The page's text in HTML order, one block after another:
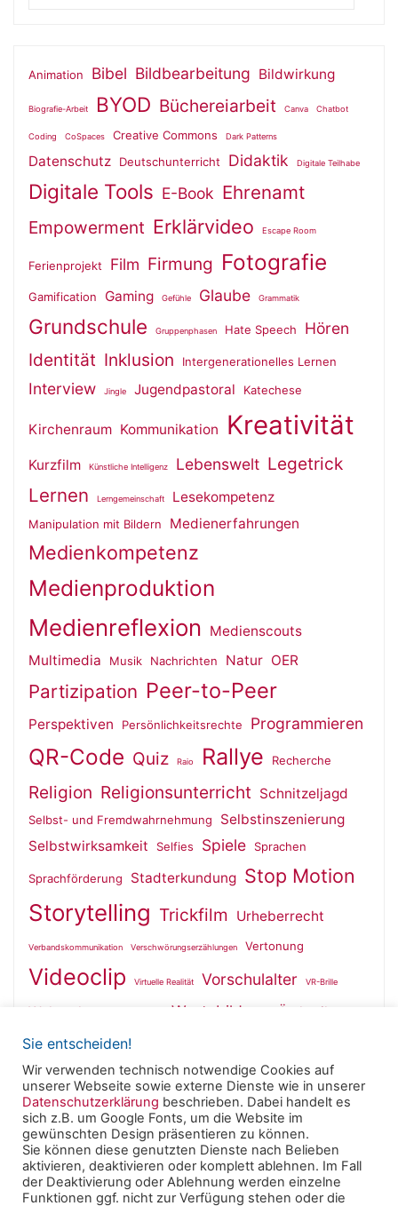
Animation Bibel Bildbearbeitung Bildwirkung
Biografie-Arbeit BYOD Büchereiarbeit Canva Chatbot
Coding CoSpaces Creative Commons Dark Patterns
Datenschutz Deutschunterricht Didaktik Digitale Teilhabe
Digitale Tools E-Book Ehrenamt
Empowerment Erklärvideo Escape Room
Ferienprojekt Film Firmung Fotografie
Gamification Gaming Gefühle Glaube Grammatik
Grundschule Gruppenphasen Hate Speech Hören
Identität Inklusion Intergenerationelles Lernen
Interview Jingle Jugendpastoral Katechese
Kirchenraum Kommunikation Kreativität
Kurzfilm Künstliche Intelligenz Lebenswelt Legetrick
Lernen Lerngemeinschaft Lesekompetenz
Manipulation mit Bildern Medienerfahrungen
Medienkompetenz
Medienproduktion
Medienreflexion Medienscouts
Multimedia
Musik Nachrichten Natur OER
Partizipation Peer-to-Peer
Perspektiven Persönlichkeitsrechte Programmieren
QR-Code Quiz Raio Rallye Recherche
Religion Religionsunterricht Schnitzeljagd
Selbst- und Fremdwahrnehmung
Selbstinszenierung
Selbstwirksamkeit
Selfies Spiele Sprachen
Sprachförderung Stadterkundung Stop Motion
Storytelling Trickfilm Urheberrecht
Verbandskommunikation Verschwörungserzählungen Vertonung
Videoclip Virtuelle Realität Vorschulalter VR-Brille
Wahrnehmung Wertebildung Ästhetik
Powered byRoseta& WordPress
© 2025 Clearingstelle Medienkompetenz der Deutschen
Bischofskonferenz an der Katholischen Hochschule
Sie entscheiden!
Wir verwenden technisch notwendige Cookies auf
unserer Webseite sowie externe Dienste wie in unserer
Datenschutzerklärung beschrieben. Dabei handelt es
sich z.B. um Google Fonts, um die Website im
gewünschten Design präsentieren zu können.
Sie können diese genutzten Dienste nach Belieben
aktivieren, deaktivieren oder komplett ablehnen. Im Fall
der Deaktivierung oder Ablehnung werden einzelne
Funktionen ggf. nicht zur Verfügung stehen oder die